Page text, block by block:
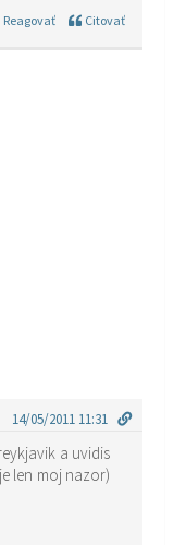
Reagovať Citovať
14/05/2011 11:31
a uvidis